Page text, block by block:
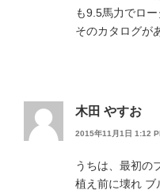
も9.5馬力でロー
そのカタログが
木田 やすお
2015年11月1日 1:12
うちは、最初の
植え前に壊れ ブ